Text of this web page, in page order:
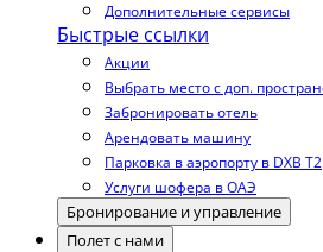
Дополнительные сервисы
Быстрые ссылки
Акции
Выбрать место с доп.
Забронировать отель
Арендовать машину
Парковка в аэропорту в DXB T2
Услуги шофера в ОАЭ
Бронирование и управление
Полет с нами